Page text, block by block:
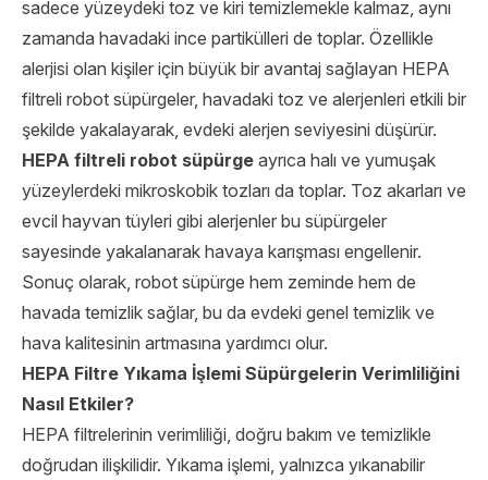
sadece yüzeydeki toz ve kiri temizlemekle kalmaz, aynı
zamanda havadaki ince partikülleri de toplar. Özellikle
alerjisi olan kişiler için büyük bir avantaj sağlayan HEPA
filtreli robot süpürgeler, havadaki toz ve alerjenleri etkili bir
şekilde yakalayarak, evdeki alerjen seviyesini düşürür.
HEPA filtreli robot süpürge ayrıca halı ve yumuşak
yüzeylerdeki mikroskobik tozları da toplar. Toz akarları ve
evcil hayvan tüyleri gibi alerjenler bu süpürgeler
sayesinde yakalanarak havaya karışması engellenir.
Sonuç olarak, robot süpürge hem zeminde hem de
havada temizlik sağlar, bu da evdeki genel temizlik ve
hava kalitesinin artmasına yardımcı olur.
HEPA Filtre Yıkama İşlemi Süpürgelerin Verimliliğini
Nasıl Etkiler?
HEPA filtrelerinin verimliliği, doğru bakım ve temizlikle
doğrudan ilişkilidir. Yıkama işlemi, yalnızca yıkanabilir